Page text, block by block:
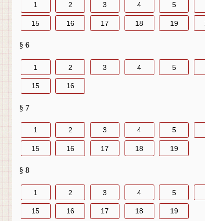
1 2 3 4 5
15 16 17 18 19
§ 6
1 2 3 4 5
15 16
§ 7
1 2 3 4 5
15 16 17 18 19
§ 8
1 2 3 4 5
15 16 17 18 19